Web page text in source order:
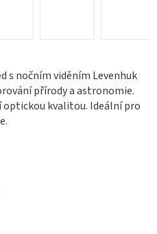
s nočním viděním Levenhuk
přírody a astronomie.
kvalitou. Ideální pro